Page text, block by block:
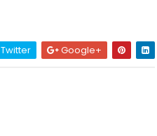
Twitter Google+